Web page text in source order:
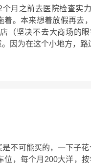
月之前去医院检查实
。本来想着放假再去
（坚决不去大商场的
因为在这个小地方，路
不可能买的，一下子
，每个月200大洋，